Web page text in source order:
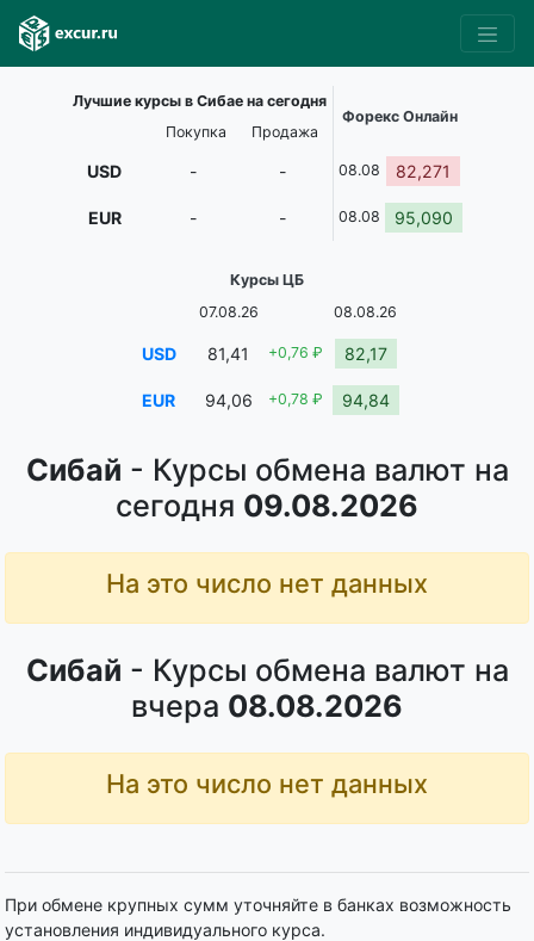
Сибай - Курсы обмена валют на
сегодня 09.08.2026
На это число нет данных
Сибай - Курсы обмена валют на
вчера 08.08.2026
На это число нет данных
При обмене крупных сумм уточняйте в банках возможность
установления индивидуального курса.
Лучшие курсы в Сибае на сегодня
Форекс Онлайн
Покупка
Продажа
USD - - 08.08 82,271
EUR - - 08.08 95,090
Курсы ЦБ
07.08.26
08.08.26
USD 81,41 +0,76 ₽ 82,17
EUR 94,06 +0,78 ₽ 94,84